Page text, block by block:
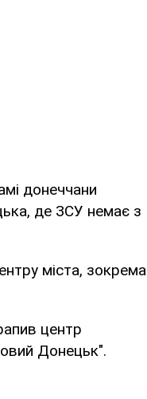
донеччани
де ЗСУ немає з
міста, зокрема
центр
Донецьк".